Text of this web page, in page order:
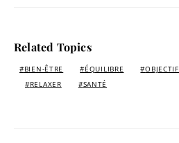
Related Topics
BIEN-ÊTRE ÉQUILIBRE OBJECTIF
RELAXER
SANTÉ